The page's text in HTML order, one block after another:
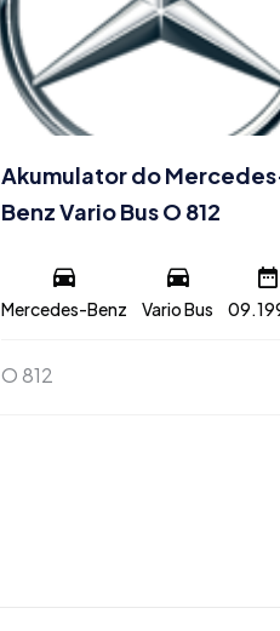
Akumulator do
Benz Vario Bus O 812
Mercedes-Benz Vario Bus
O 812